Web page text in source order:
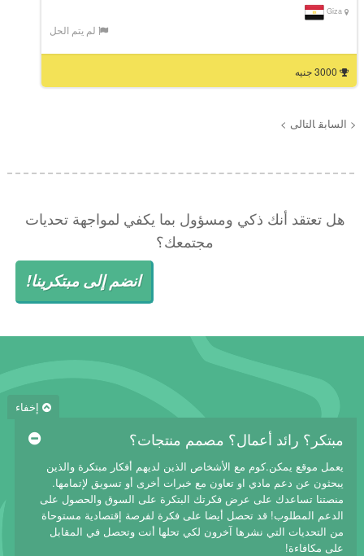
Giza
لم يتم الحل
3000 جنيه
< السابق التالى >
هل تعتقد أنك ذكي ومسؤول بما يكفي لمواجهة تحديات
مجتمعك؟
انضم إلى مبتكرينا!
إخفاء
مبتكر؟ رائد أعمال؟ مصمم منتجات؟
يعمل موقع يمكن.كوم مع الأشخاص الذين لديهم أفكار مبتكرة والذين
يبحثون عن دعم مادي او تعاون مع خبرات أخرى أو تسويق لإتمامها.
منصتنا تساعدك على عرض فكرتك البتكرة على السوق والحصول على
الدعم المطلوب! قد تحصل أيضا على فكرة لفرصة إقتصادية مستوحاة
من التحديات التي نشرها آخرون لكي تحلها أنت وتحصل في المقابل
على مكافاءة!